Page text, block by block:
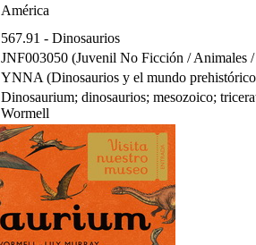
América
567.91 - Dinosaurios
JNF003050 (Juvenil No Ficción / Animales
YNNA (Dinosaurios y el mundo
Dinosaurium; dinosaurios; mesozoico;
Wormell